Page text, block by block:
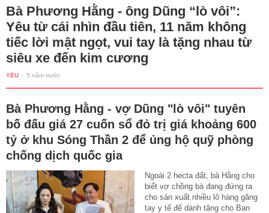
Bà Phương Hằng - ông Dũng “lò vôi”:
Yêu từ cái nhìn đầu tiên, 11 năm không
tiếc lời mật ngọt, vui tay là tặng nhau từ
siêu xe đến kim cương
YÊU - 5 năm trước
Bà Phương Hằng - vợ Dũng "lò vôi" tuyên
bố đấu giá 27 cuốn sổ đỏ trị giá khoảng 600
tỷ ở khu Sóng Thần 2 để ủng hộ quỹ phòng
chống dịch quốc gia
Ngoài 2 hecta đất, bà Hằng cho
biết vợ chồng bà đang đứng ra
cho sản xuất nhiều lô hàng găng
tay y tế để dành tặng cho Ban